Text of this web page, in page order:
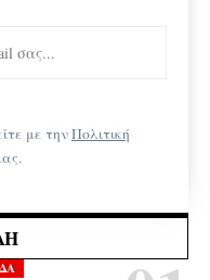
με τηνΠολιτική